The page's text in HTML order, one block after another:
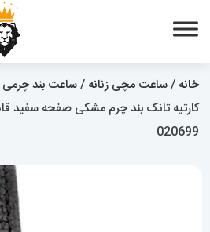
خانه /ساعت مچی زنانه /ساعت بند چرمی
020699